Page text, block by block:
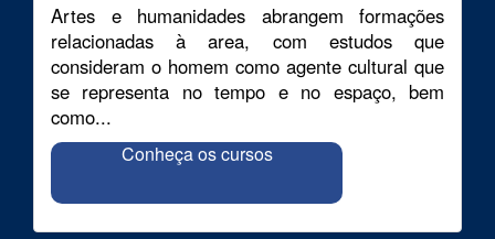
Artes e humanidades abrangem formações
relacionadas à area, com estudos que
consideram o homem como agente cultural que
se representa no tempo e no espaço, bem
como...
Conheça os cursos